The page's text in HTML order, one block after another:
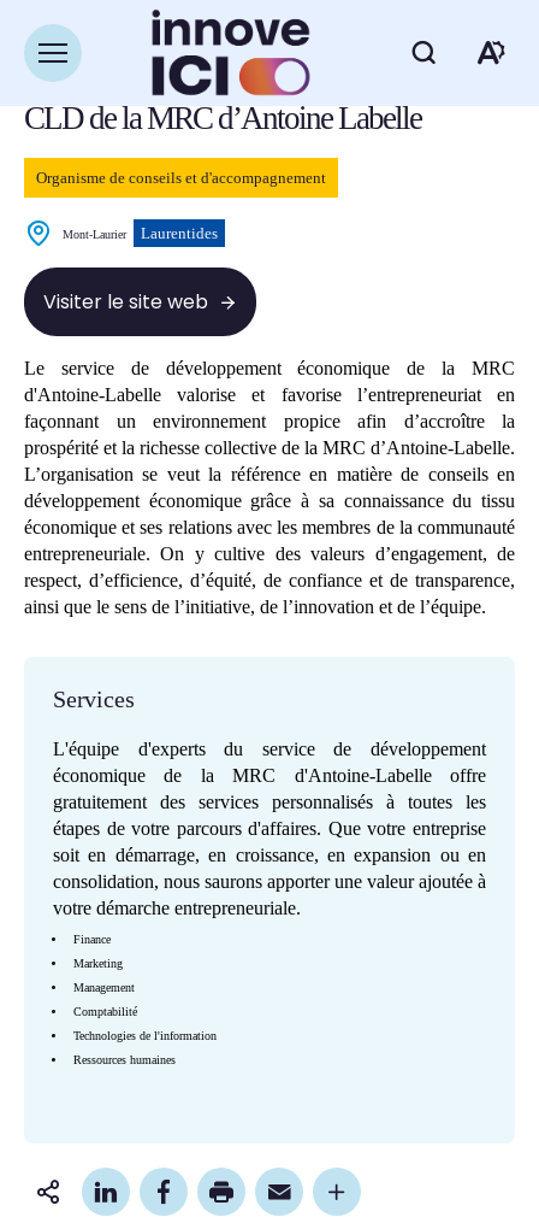
Ouvrir
la
du
site
Retour à la liste des ressources
CLD de la MRC d’Antoine Labelle
Organisme de conseils et d'accompagnement
Mont-Laurier Laurentides
Visiter le site web
Le service de développement économique de la MRC
d'Antoine-Labelle valorise et favorise l’entrepreneuriat en
façonnant un environnement propice afin d’accroître la
prospérité et la richesse collective de la MRC d’Antoine-Labelle.
L’organisation se veut la référence en matière de conseils en
développement économique grâce à sa connaissance du tissu
économique et ses relations avec les membres de la communauté
entrepreneuriale. On y cultive des valeurs d’engagement, de
respect, d’efficience, d’équité, de confiance et de transparence,
ainsi que le sens de l’initiative, de l’innovation et de l’équipe.
Services
L'équipe d'experts du service de développement
économique de la MRC d'Antoine-Labelle offre
gratuitement des services personnalisés à toutes les
étapes de votre parcours d'affaires. Que votre entreprise
soit en démarrage, en croissance, en expansion ou en
consolidation, nous saurons apporter une valeur ajoutée à
votre démarche entrepreneuriale.
Finance
Marketing
Management
Comptabilité
Technologies de l'information
Ressources humaines
Partager